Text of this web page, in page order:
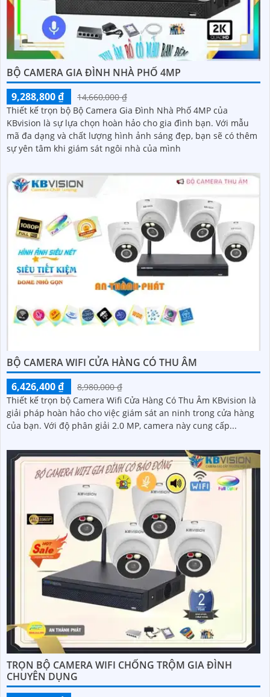
BỘ CAMERA GIA ĐÌNH NHÀ PHỐ 4MP
9,288,800 ₫
14,660,000 ₫
Thiết kế trọn bộ Bộ Camera Gia Đình Nhà Phố 4MP của
KBvision là sự lựa chọn hoàn hảo cho gia đình bạn. Với mẫu
mã đa dạng và chất lượng hình ảnh sáng đẹp, bạn sẽ có thêm
sự yên tâm khi giám sát ngôi nhà của mình
BỘ CAMERA WIFI CỬA HÀNG CÓ THU ÂM
6,426,400 ₫
8,980,000 ₫
Thiết kế trọn bộ Camera Wifi Cửa Hàng Có Thu Âm KBvision là
giải pháp hoàn hảo cho việc giám sát an ninh trong cửa hàng
của bạn. Với độ phân giải 2.0 MP, camera này cung cấp...
TRỌN BỘ CAMERA WIFI CHỐNG TRỘM GIA ĐÌNH
CHUYÊN DỤNG